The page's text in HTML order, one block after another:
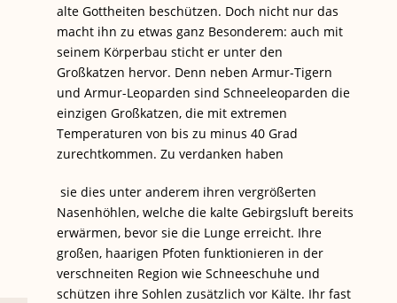
alte Gottheiten beschützen. Doch nicht nur das
macht ihn zu etwas ganz Besonderem: auch mit
seinem Körperbau sticht er unter den
Großkatzen hervor. Denn neben Armur-Tigern
und Armur-Leoparden sind Schneeleoparden die
einzigen Großkatzen, die mit extremen
Temperaturen von bis zu minus 40 Grad
zurechtkommen. Zu verdanken haben
sie dies unter anderem ihren vergrößerten
Nasenhöhlen, welche die kalte Gebirgsluft bereits
erwärmen, bevor sie die Lunge erreicht. Ihre
großen, haarigen Pfoten funktionieren in der
verschneiten Region wie Schneeschuhe und
schützen ihre Sohlen zusätzlich vor Kälte. Ihr fast